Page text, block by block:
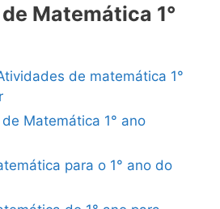
Matemática 1°
de matemática 1°
Matemática 1° ano
para o 1° ano do